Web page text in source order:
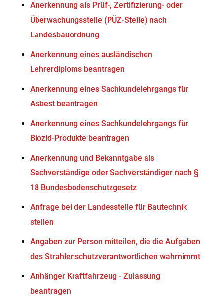
Anerkennung als Prüf-, Zertifizierung- oder
Überwachungsstelle (PÜZ-Stelle) nach
Landesbauordnung
Anerkennung eines ausländischen
Lehrerdiploms beantragen
Anerkennung eines Sachkundelehrgangs für
Asbest beantragen
Anerkennung eines Sachkundelehrgangs für
Biozid-Produkte beantragen
Anerkennung und Bekanntgabe als
Sachverständige oder Sachverständiger nach §
18 Bundesbodenschutzgesetz
Anfrage bei der Landesstelle für Bautechnik
stellen
Angaben zur Person mitteilen, die die Aufgaben
des Strahlenschutzverantwortlichen wahrnimmt
Anhänger Kraftfahrzeug - Zulassung
beantragen